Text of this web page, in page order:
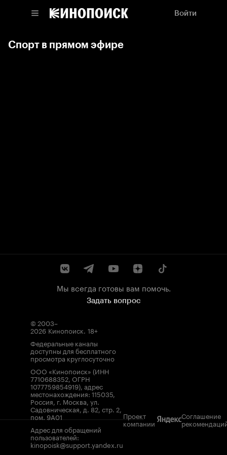
Войти
Спорт в прямом эфире
Мы всегда готовы вам помочь.
Задать вопрос
© 2003–
2026 Кинопоиск. 18+
Федеральные каналы
доступны для бесплатного
просмотра круглосуточно
ООО «Кинопоиск» (ИНН
7710688352, ОГРН
1077759854919), адрес
местонахождения: 115035,
Россия, г. Москва, ул.
Садовническая, д. 82, стр. 2,
пом. 9А01
Адрес для обращений
пользователей:
kinopoisk@support.yandex.ru
Проект
компании
Соглашение